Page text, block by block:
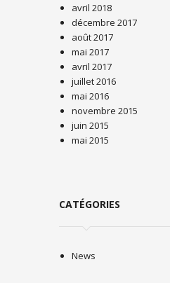
avril 2018
décembre 2017
août 2017
mai 2017
avril 2017
juillet 2016
mai 2016
novembre 2015
juin 2015
mai 2015
CATÉGORIES
News